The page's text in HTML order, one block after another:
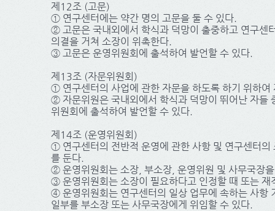
제12조 (고문)
① 연구센터에는 약간 명의 고문을 둘 수 있다.
② 고문은 국내외에서 학식과 덕망이 출중하고 연구센
의결을 거쳐 소장이 위촉한다.
③ 고문은 운영위원회에 출석하여 발언할 수 있다.
제13조 (자문위원회)
① 연구센터의 사업에 관한 자문을 하도록 하기 위하여
② 자문위원은 국내외에서 학식과 덕망이 뛰어난 자들
위원회에 출석하여 발언할 수 있다.
제14조 (운영위원회)
① 연구센터의 전반적 운영에 관한 사항 및 연구센터
를 둔다.
② 운영위원회는 소장, 부소장, 운영위원 및 사무국장
③ 운영위원회는 소장이 필요하다고 인정할 때 또는
④ 운영위원회는 연구센터의 일상 업무에 속하는 사항
일부를 부소장 또는 사무국장에게 위임할 수 있다.